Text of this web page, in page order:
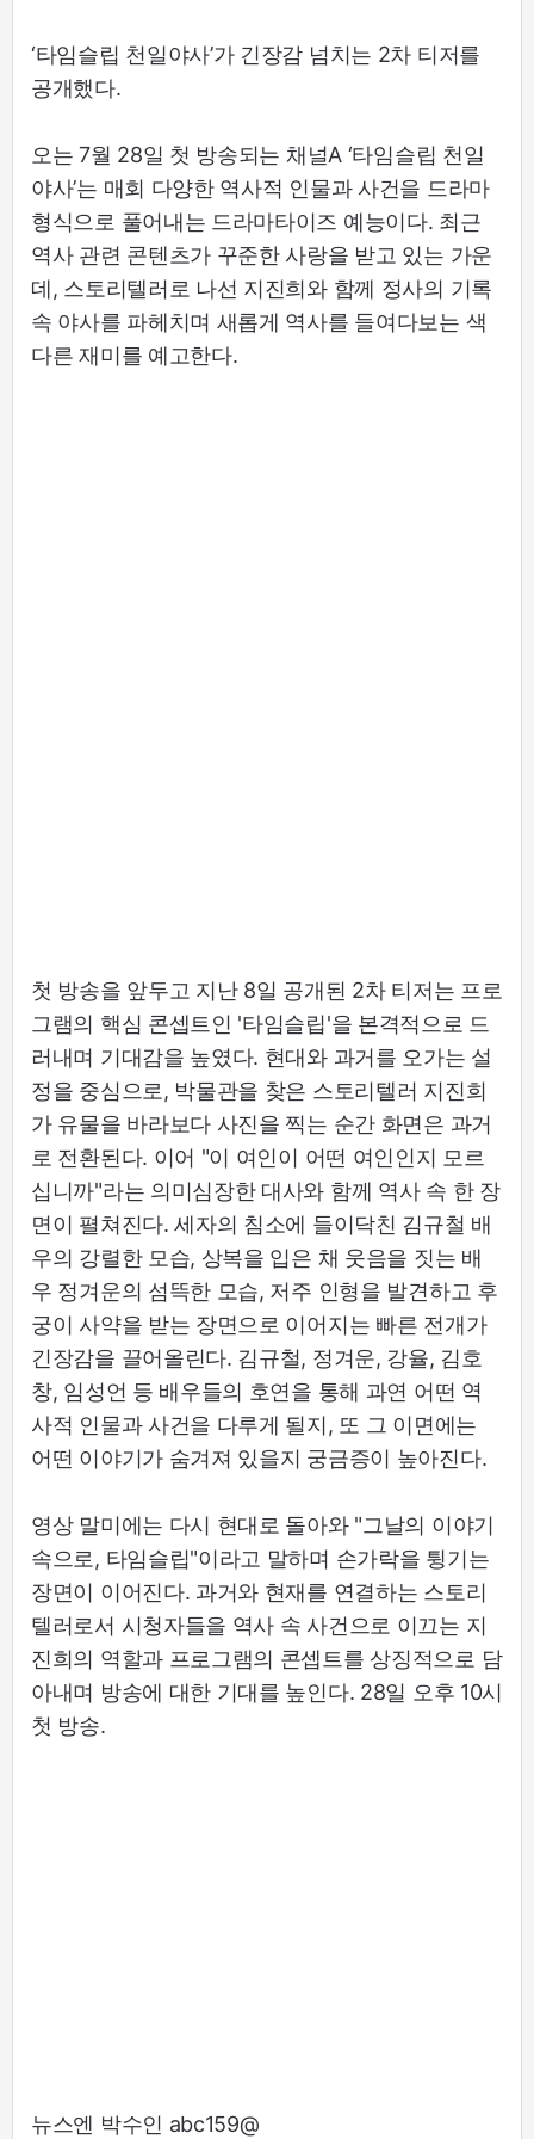
‘타임슬립 천일야사’가 긴장감 넘치는 2차 티저를
공개했다.
오는 7월 28일 첫 방송되는 채널A ‘타임슬립 천일
야사’는 매회 다양한 역사적 인물과 사건을 드라마
형식으로 풀어내는 드라마타이즈 예능이다. 최근
역사 관련 콘텐츠가 꾸준한 사랑을 받고 있는 가운
데, 스토리텔러로 나선 지진희와 함께 정사의 기록
속 야사를 파헤치며 새롭게 역사를 들여다보는 색
다른 재미를 예고한다.
첫 방송을 앞두고 지난 8일 공개된 2차 티저는 프로
그램의 핵심 콘셉트인 '타임슬립'을 본격적으로 드
러내며 기대감을 높였다. 현대와 과거를 오가는 설
정을 중심으로, 박물관을 찾은 스토리텔러 지진희
가 유물을 바라보다 사진을 찍는 순간 화면은 과거
로 전환된다. 이어 "이 여인이 어떤 여인인지 모르
십니까"라는 의미심장한 대사와 함께 역사 속 한 장
면이 펼쳐진다. 세자의 침소에 들이닥친 김규철 배
우의 강렬한 모습, 상복을 입은 채 웃음을 짓는 배
우 정겨운의 섬뜩한 모습, 저주 인형을 발견하고 후
궁이 사약을 받는 장면으로 이어지는 빠른 전개가
긴장감을 끌어올린다. 김규철, 정겨운, 강율, 김호
창, 임성언 등 배우들의 호연을 통해 과연 어떤 역
사적 인물과 사건을 다루게 될지, 또 그 이면에는
어떤 이야기가 숨겨져 있을지 궁금증이 높아진다.
영상 말미에는 다시 현대로 돌아와 "그날의 이야기
속으로, 타임슬립"이라고 말하며 손가락을 튕기는
장면이 이어진다. 과거와 현재를 연결하는 스토리
텔러로서 시청자들을 역사 속 사건으로 이끄는 지
진희의 역할과 프로그램의 콘셉트를 상징적으로 담
아내며 방송에 대한 기대를 높인다. 28일 오후 10시
첫 방송.
뉴스엔 박수인 abc159@